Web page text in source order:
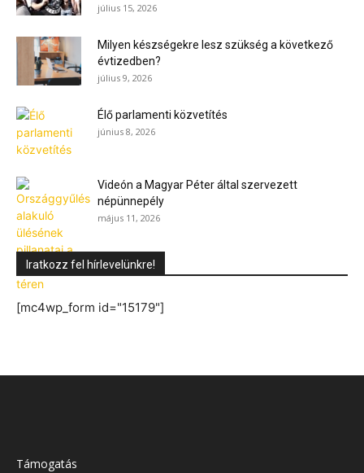
július 15, 2026
Milyen készségekre lesz szükség a következő
évtizedben?
július 9, 2026
Élő parlamenti közvetítés
június 8, 2026
Videón a Magyar Péter által szervezett
népünnepély
május 11, 2026
Iratkozz fel hírlevelünkre!
[mc4wp_form id="15179"]
Támogatás